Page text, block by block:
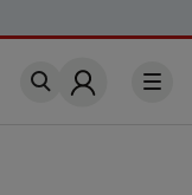
Account